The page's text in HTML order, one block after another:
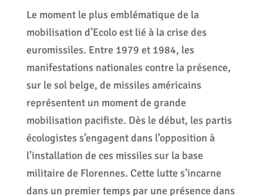
Le moment le plus emblématique de la
mobilisation d’Ecolo est lié à la crise des
euromissiles. Entre 1979 et 1984, les
manifestations nationales contre la présence,
sur le sol belge, de missiles américains
représentent un moment de grande
mobilisation pacifiste. Dès le début, les partis
écologistes s’engagent dans l’opposition à
l’installation de ces missiles sur la base
militaire de Florennes. Cette lutte s’incarne
dans un premier temps par une présence dans